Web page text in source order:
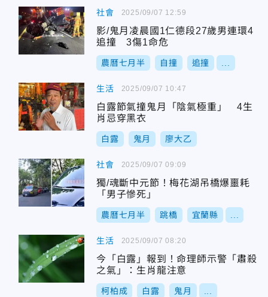
社會
影/鬼月凌晨國1仁德段27歲男連環4
追撞 3傷1命危
農曆七月半 自撞 追撞
2025/09/07 12:59
生活
白露節氣撞鬼月「陰氣極重」 4生
肖忌穿黑衣
白露 鬼月 廖大乙
2025/09/07 10:47
社會
獨/魂斷中元節！梅花湖吊橋爆噩耗
「男子慘死」
農曆七月半 跳橋 宜蘭縣
2025/09/07 09:09
生活
今「白露」報到！命理師示警「肅殺
之氣」：生肖龍注意
柯柏成 白露 鬼月
2025/09/07 08:20